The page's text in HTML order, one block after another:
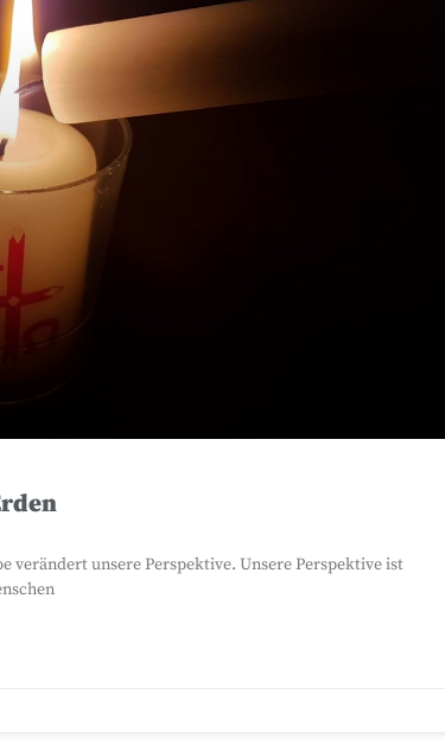
verändert unsere Perspektive. Unsere Perspektive ist